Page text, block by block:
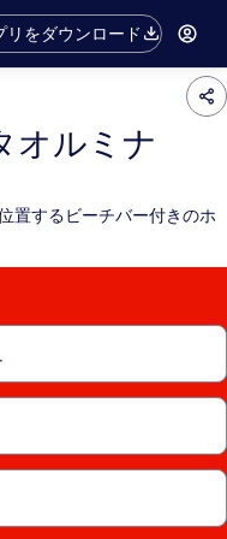
リをダウンロード
オルミナ
置するビーチバー付きのホ